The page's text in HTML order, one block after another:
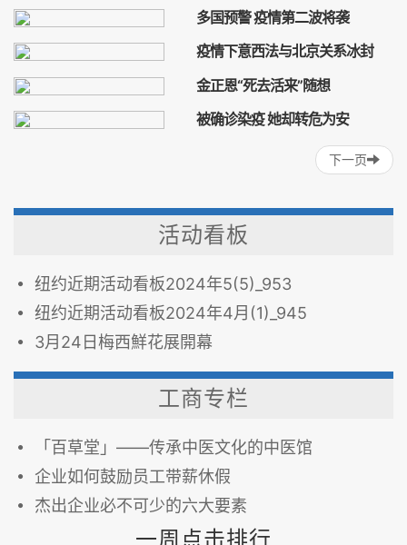
俄罗斯 疫情
多国预警 疫情第二波将袭
预警 疫情 武汉肺炎
疫情下意西法与北京关系冰封
北京 疫情 意西法
金正恩“死去活来”随想
金正恩 中共肺炎
被确诊染疫 她却转危为安
COVID-19
下一页
活动看板
纽约近期活动看板2024年5(5)_953
纽约近期活动看板2024年4月(1)_945
3月24日梅西鮮花展開幕
工商专栏
「百草堂」——传承中医文化的中医馆
企业如何鼓励员工带薪休假
杰出企业必不可少的六大要素
一周点击排行